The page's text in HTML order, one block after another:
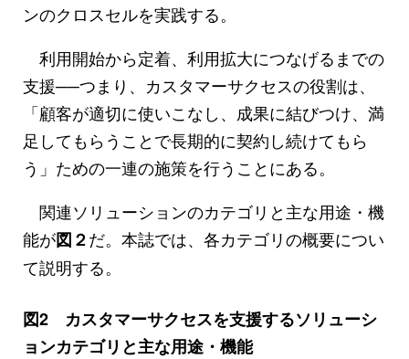
ンのクロスセルを実践する。
利用開始から定着、利用拡大につなげるまでの
支援──つまり、カスタマーサクセスの役割は、
「顧客が適切に使いこなし、成果に結びつけ、満
足してもらうことで長期的に契約し続けてもら
う」ための一連の施策を行うことにある。
関連ソリューションのカテゴリと主な用途・機
能が図２だ。本誌では、各カテゴリの概要につい
て説明する。
図2 カスタマーサクセスを支援するソリューシ
ョンカテゴリと主な用途・機能